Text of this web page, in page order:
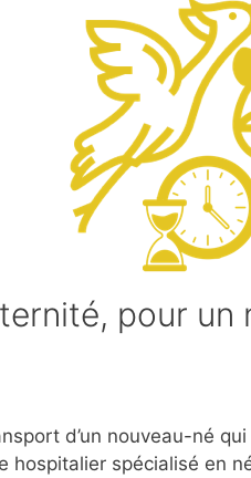
pour
d’un nouveau-né
spécialisé en